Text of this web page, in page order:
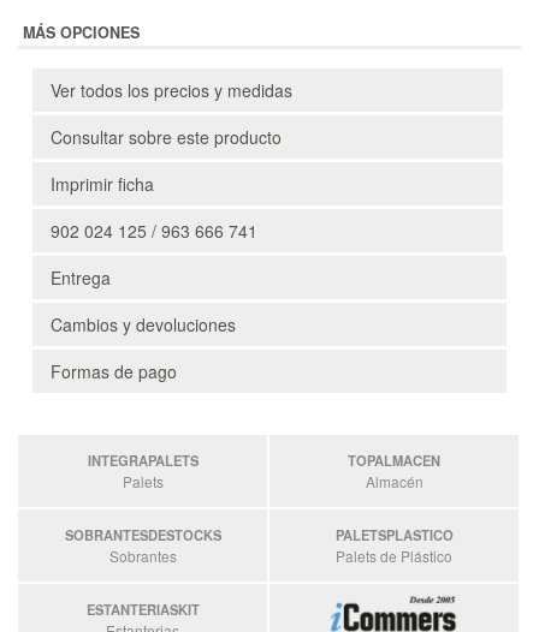
MÁS OPCIONES
Ver todos los precios y medidas
Consultar sobre este producto
Imprimir ficha
902 024 125 / 963 666 741
Entrega
Cambios y devoluciones
Formas de pago
INTEGRAPALETS
Palets
TOPALMACEN
Almacén
SOBRANTESDESTOCKS
Sobrantes
PALETSPLASTICO
Palets de Plástico
ESTANTERIASKIT